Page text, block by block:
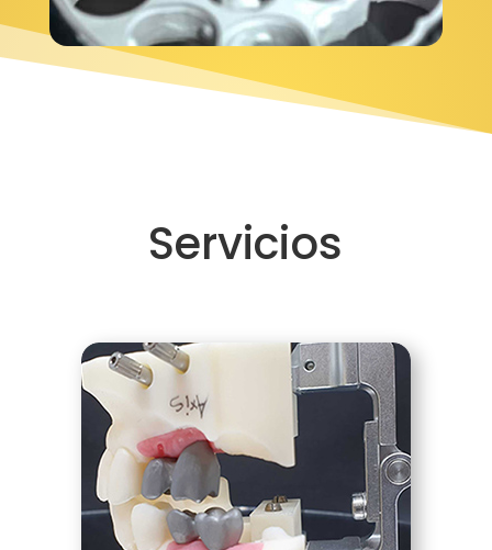
Servicios